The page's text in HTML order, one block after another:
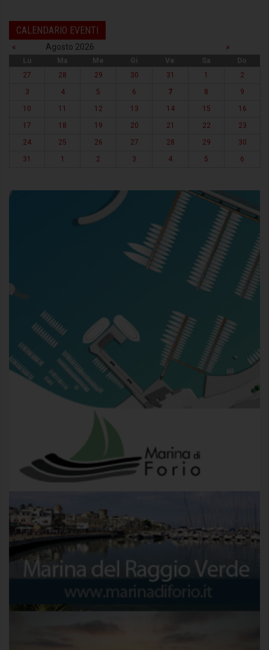
CALENDARIO EVENTI
« Agosto 2026 »
Lu Ma Me Gi Ve Sa
Do
27
28 29 30 31 1
2
3
4 5 6 7 8
9
10
11 12 13 14 15
16
17
18 19 20 21 22
23
24
25 26 27 28 29
30
31
1 2 3 4 5 6